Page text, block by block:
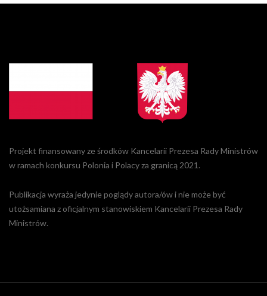
Projekt finansowany ze środków Kancelarii Prezesa Rady Ministrów
w ramach konkursu Polonia i Polacy za granicą 2021.
Publikacja wyraża jedynie poglądy autora/ów i nie może być
utożsamiana z oficjalnym stanowiskiem Kancelarii Prezesa Rady
Ministrów.